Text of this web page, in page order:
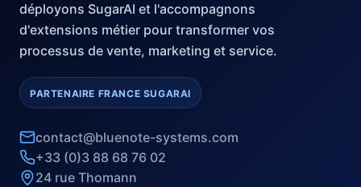
déployons SugarAI et l'accompagnons
d'extensions métier pour transformer vos
processus de vente, marketing et service.
PARTENAIRE FRANCE SUGARAI
contact@bluenote-systems.com
+33 (0)3 88 68 76 02
24 rue Thomann